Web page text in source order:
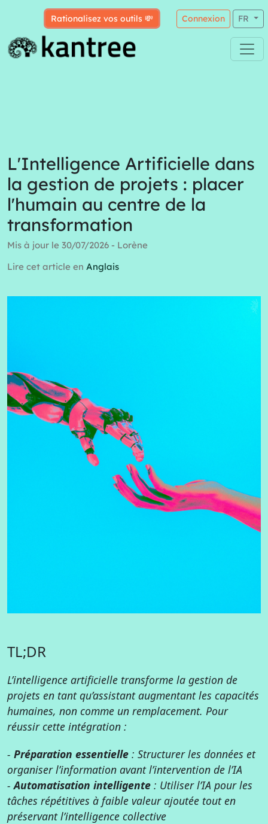
Rationalisez vos outils 💸 Connexion FR
L'Intelligence Artificielle dans
la gestion de projets : placer
l'humain au centre de la
transformation
Mis à jour le 30/07/2026 - Lorène
Lire cet article en Anglais
TL;DR
L’intelligence artificielle transforme la gestion de
projets en tant qu’assistant augmentant les capacités
humaines, non comme un remplacement. Pour
réussir cette intégration :
- Préparation essentielle : Structurer les données et
organiser l’information avant l’intervention de l’IA
-Automatisation intelligente : Utiliser l’IA pour les
tâches répétitives à faible valeur ajoutée tout en
préservant l’intelligence collective